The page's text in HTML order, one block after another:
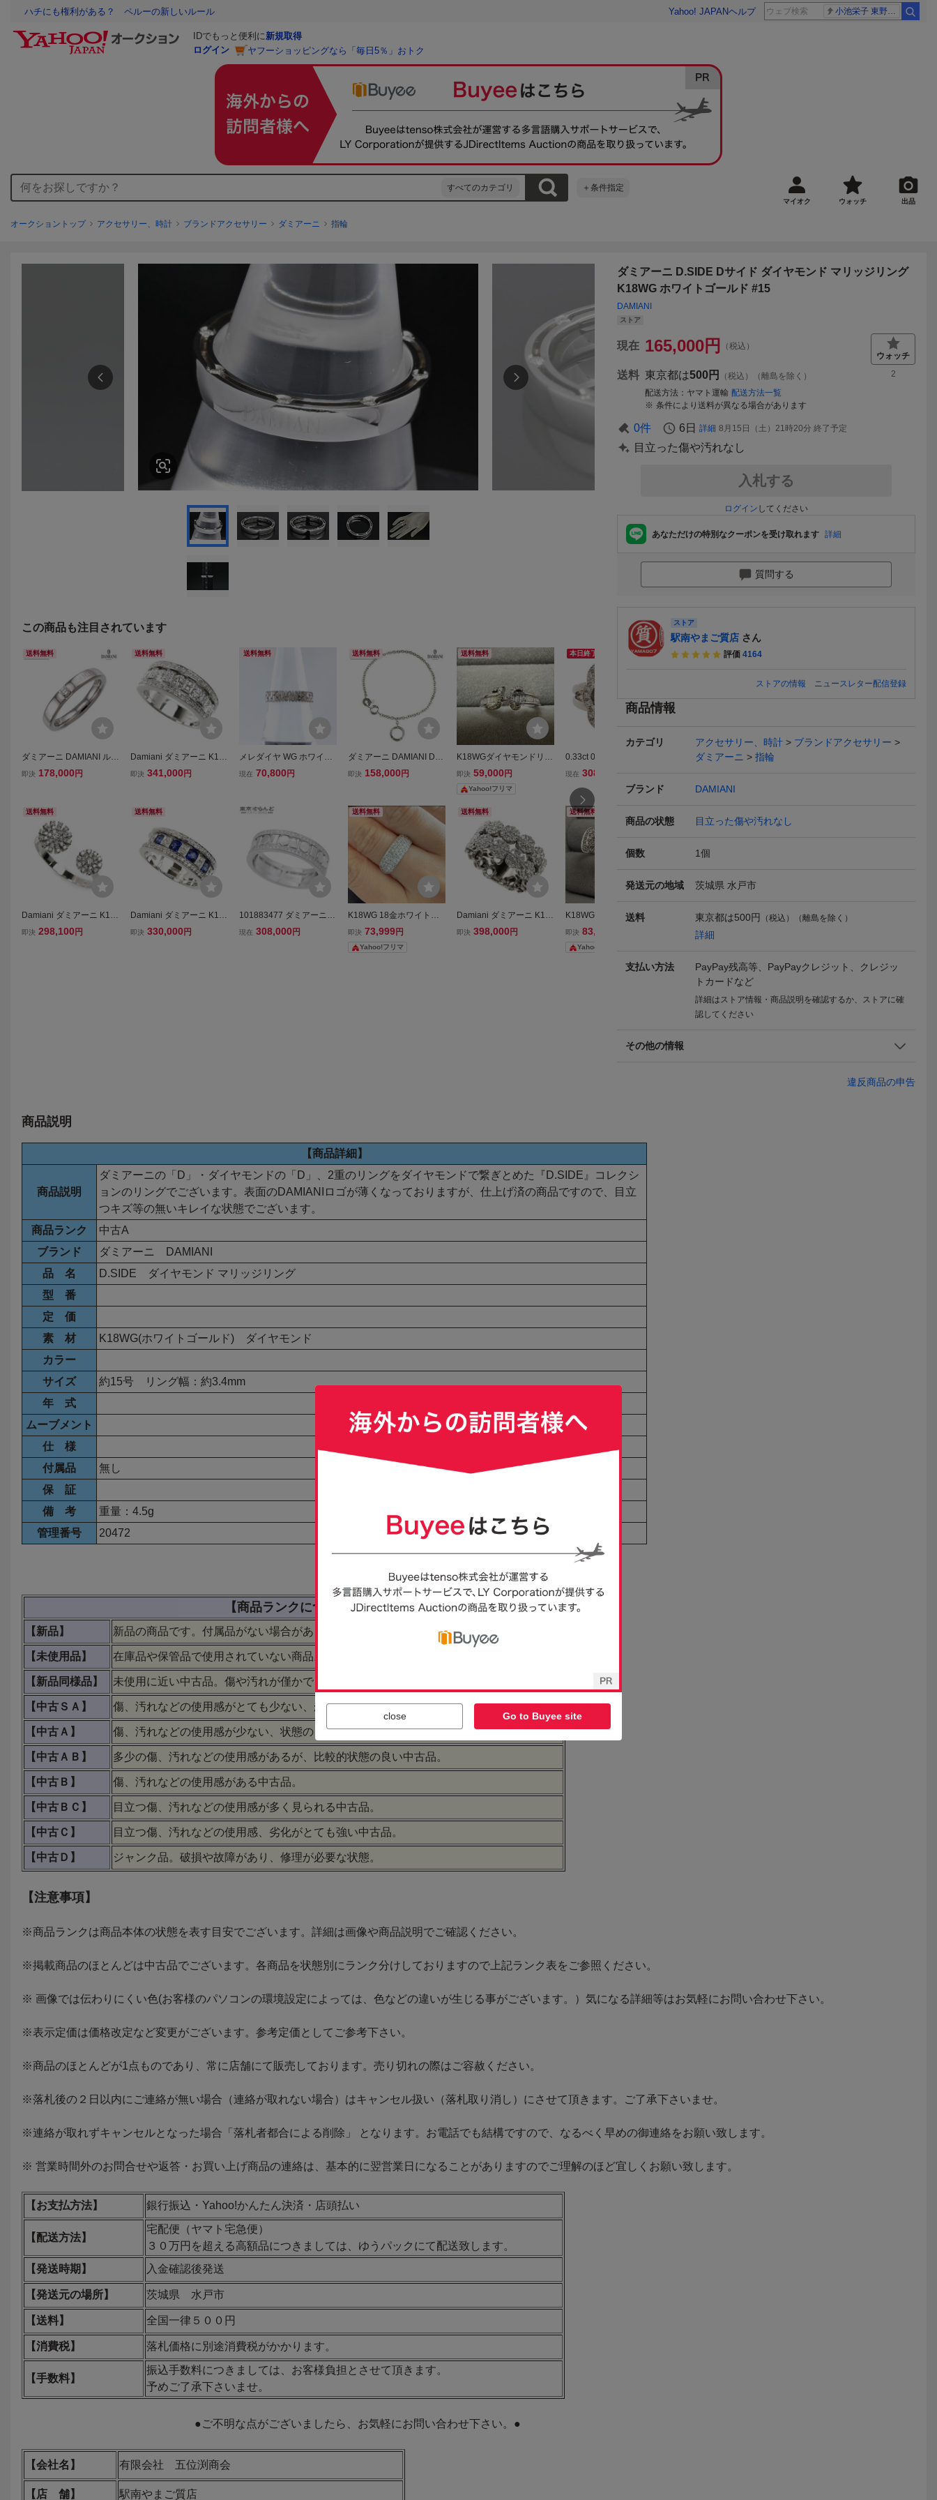
ハチにも権利がある？ ペルーの新しいルール Yahoo! JAPANヘルプ 小池栄子 東野幸治
IDでもっと便利に新規取得
ログイン
ヤフーショッピングなら「毎日5％」おトク
すべてのカテゴリ ＋条件指定
マイオク ウォッチ 出品
オークショントップ アクセサリー、時計 ブランドアクセサリー ダミアーニ 指輪
この商品も注目されています
送料無料
ダミアーニ DAMIANI ル・
フェディ 15号 リング ダ
Ring【証明書付き】 903
即決 178,000円
送料無料
Damiani ダミアーニ K18
WG ホワイトゴールド マ
即決 298,100円
送料無料
Damiani ダミアーニ K18
WG ホワイトゴールド ベ
レディース 中古 美品
即決 341,000円
送料無料
Damiani ダミアーニ K18
WG ホワイトゴールド ベ
即決 330,000円
送料無料
メレダイヤ WG ホワイト
ゴールド 指輪 リング 15
現在 70,800円
101883477 ダミアーニ D
amiani ベルエポック リー
現在 308,000円
送料無料
ダミアーニ DAMIANI Dサ
イド ダイヤ ブレスレット
acelet 90318972
即決 158,000円
送料無料
K18WG 18金ホワイトゴ
ールドパヴェダイヤモン
即決 73,999円
Yahoo!フリマ
送料無料
K18WGダイヤモンドリン
グ ホワイトゴールド 指
即決 59,000円
Yahoo!フリマ
送料無料
Damiani ダミアーニ K18
WG ホワイトゴールド マ
即決 398,000円
本日終了
0.33ct 0.25ct パライバト
ルマリン ダイヤモンドリ
1g 15号 #55 ホワイトゴ
ールド ■617783
現在 308,000
送料無料
K18WG 指輪 ダイヤモ
ンドリング リング ホ
即決 83,000
Yahoo!フリマ
K18WGブルートパーズダ
ゴールド
ソリティア リング 指輪
9号 K18WG 2.4g ホワイ
ディース
69,800
DAMIANI ダミアーニ ベル
ローズゴールド ホワイト
ー 天然ダ
ダミアーニ D.SIDE Dサイド ダイヤモンド マリッジリング
K18WG ホワイトゴールド #15
DAMIANI
ストア
現在 165,000円 （税込）
送料 東京都は500円
（税込）（離島を除く）
配送方法
ヤマト運輸 配送方法一覧
条件により送料が異なる場合があります
2
0件 6日 詳細 8月15日（土）21時20分 終了予定
目立った傷や汚れなし
入札する
ログイン してください
あなただけの特別なクーポンを受け取れます 詳細
質問する
ストア
駅南やまご質店 さん
評価 4164
ストアの情報 ニュースレター配信登録
商品情報
カテゴリ アクセサリー、時計
ブランドアクセサリー
ダミアーニ
指輪
ブランド DAMIANI
商品の状態 目立った傷や汚れなし
個数 1個
発送元の地域 茨城県 水戸市
送料 東京都は500円 （税込）（離島を除く）
詳細
支払い方法
PayPay残高等、PayPayクレジット、クレジッ
トカードなど
詳細はストア情報・商品説明を確認するか、ストアに確
認してください
その他の情報
違反商品の申告
商品説明
close Go to Buyee site